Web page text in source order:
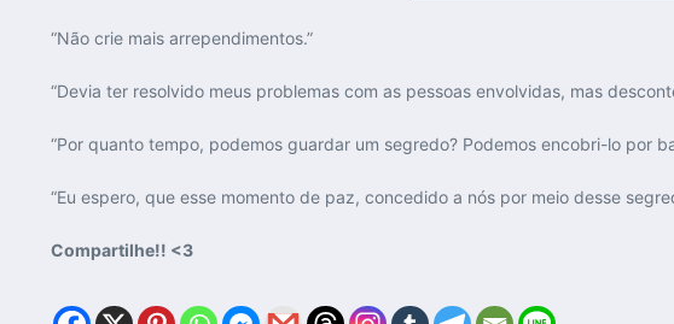
“Não crie mais arrependimentos.”
“Devia ter resolvido meus problemas com as pessoas envolvidas, mas
“Por quanto tempo, podemos guardar um segredo? Podemos encobri-lo por
“Eu espero, que esse momento de paz, concedido a nós por meio desse
Compartilhe!! <3